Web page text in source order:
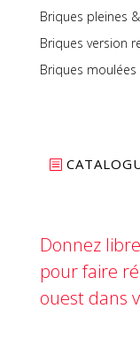
Briques pleines
Briques version
Briques moulées
Donnez
pour faire
ouest dans